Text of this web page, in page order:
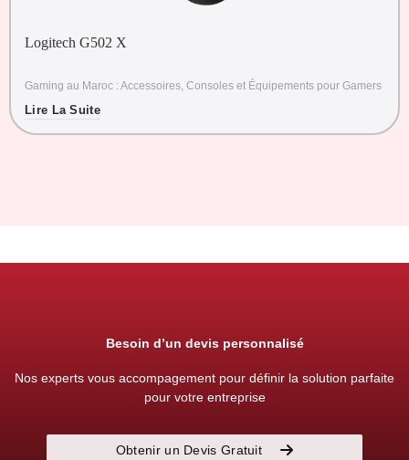
Logitech G502 X
Gaming au Maroc : Accessoires, Consoles et Équipements pour Gamers
Lire La Suite
Besoin d’un devis personnalisé
Nos experts vous accompagement pour définir la solution parfaite
pour votre entreprise
Obtenir un Devis Gratuit